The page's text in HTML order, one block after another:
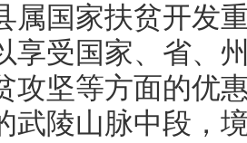
属国家扶贫开发
享受国家、省、
攻坚等方面的优
武陵山脉中段，